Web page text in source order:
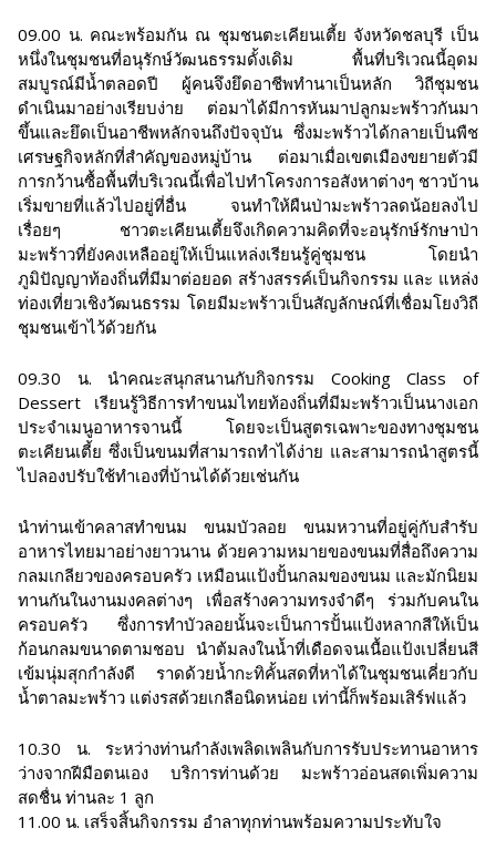
09.00 น. คณะพร้อมกัน ณ ชุมชนตะเคียนเตี้ย จังหวัดชลบุรี เป็น
หนึ่งในชุมชนที่อนุรักษ์วัฒนธรรมดั้งเดิม พื้นที่บริเวณนี้อุดม
สมบูรณ์มีน้ำตลอดปี ผู้คนจึงยึดอาชีพทำนาเป็นหลัก วิถีชุมชน
ดำเนินมาอย่างเรียบง่าย ต่อมาได้มีการหันมาปลูกมะพร้าวกันมา
ขึ้นและยึดเป็นอาชีพหลักจนถึงปัจจุบัน ซึ่งมะพร้าวได้กลายเป็นพืช
เศรษฐกิจหลักที่สำคัญของหมู่บ้าน ต่อมาเมื่อเขตเมืองขยายตัวมี
การกว้านซื้อพื้นที่บริเวณนี้เพื่อไปทำโครงการอสังหาต่างๆ ชาวบ้าน
เริ่มขายที่แล้วไปอยู่ที่อื่น จนทำให้ผืนป่ามะพร้าวลดน้อยลงไป
เรื่อยๆ ชาวตะเคียนเตี้ยจึงเกิดความคิดที่จะอนุรักษ์รักษาป่า
มะพร้าวที่ยังคงเหลืออยู่ให้เป็นแหล่งเรียนรู้คู่ชุมชน โดยนำ
ภูมิปัญญาท้องถิ่นที่มีมาต่อยอด สร้างสรรค์เป็นกิจกรรม และ แหล่ง
ท่องเที่ยวเชิงวัฒนธรรม โดยมีมะพร้าวเป็นสัญลักษณ์ที่เชื่อมโยงวิถี
ชุมชนเข้าไว้ด้วยกัน
09.30 น. นำคณะสนุกสนานกับกิจกรรม Cooking Class of
Dessert เรียนรู้วิธีการทำขนมไทยท้องถิ่นที่มีมะพร้าวเป็นนางเอก
ประจำเมนูอาหารจานนี้ โดยจะเป็นสูตรเฉพาะของทางชุมชน
ตะเคียนเตี้ย ซึ่งเป็นขนมที่สามารถทำได้ง่าย และสามารถนำสูตรนี้
ไปลองปรับใช้ทำเองที่บ้านได้ด้วยเช่นกัน
นำท่านเข้าคลาสทำขนม ขนมบัวลอย ขนมหวานที่อยู่คู่กับสำรับ
อาหารไทยมาอย่างยาวนาน ด้วยความหมายของขนมที่สื่อถึงความ
กลมเกลียวของครอบครัว เหมือนแป้งปั้นกลมของขนม และมักนิยม
ทานกันในงานมงคลต่างๆ เพื่อสร้างความทรงจำดีๆ ร่วมกับคนใน
ครอบครัว ซึ่งการทำบัวลอยนั้นจะเป็นการปั้นแป้งหลากสีให้เป็น
ก้อนกลมขนาดตามชอบ นำต้มลงในน้ำที่เดือดจนเนื้อแป้งเปลี่ยนสี
เข้มนุ่มสุกกำลังดี ราดด้วยน้ำกะทิคั้นสดที่หาได้ในชุมชนเคี่ยวกับ
น้ำตาลมะพร้าว แต่งรสด้วยเกลือนิดหน่อย เท่านี้ก็พร้อมเสิร์ฟแล้ว
10.30 น. ระหว่างท่านกำลังเพลิดเพลินกับการรับประทานอาหาร
ว่างจากฝีมือตนเอง บริการท่านด้วย มะพร้าวอ่อนสดเพิ่มความ
สดชื่น ท่านละ 1 ลูก
11.00 น. เสร็จสิ้นกิจกรรม อำลาทุกท่านพร้อมความประทับใจ